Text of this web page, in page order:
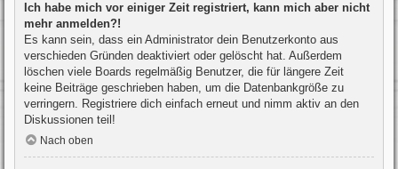
Ich habe mich vor einiger Zeit registriert, kann mich aber nicht
mehr anmelden?!
Es kann sein, dass ein Administrator dein Benutzerkonto aus
verschieden Gründen deaktiviert oder gelöscht hat. Außerdem
löschen viele Boards regelmäßig Benutzer, die für längere Zeit
keine Beiträge geschrieben haben, um die Datenbankgröße zu
verringern. Registriere dich einfach erneut und nimm aktiv an den
Diskussionen teil!
Nach oben